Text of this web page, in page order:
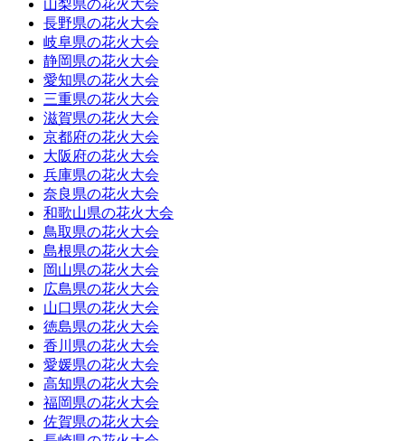
山梨県の花火大会
長野県の花火大会
岐阜県の花火大会
静岡県の花火大会
愛知県の花火大会
三重県の花火大会
滋賀県の花火大会
京都府の花火大会
大阪府の花火大会
兵庫県の花火大会
奈良県の花火大会
和歌山県の花火大会
鳥取県の花火大会
島根県の花火大会
岡山県の花火大会
広島県の花火大会
山口県の花火大会
徳島県の花火大会
香川県の花火大会
愛媛県の花火大会
高知県の花火大会
福岡県の花火大会
佐賀県の花火大会